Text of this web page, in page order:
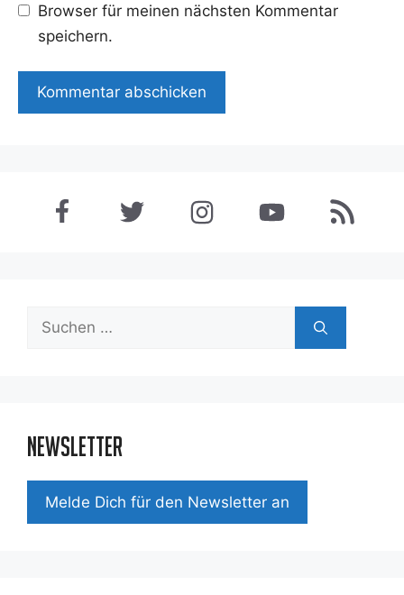
Browser für meinen nächsten Kommentar
speichern.
Suchen
Newsletter
Mel­de Dich für den News­let­ter an